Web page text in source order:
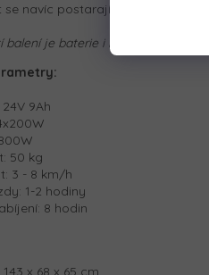
se navíc postarají
balení je baterie i nabíječka.
9Ah
50 kg
3 - 8 km/h
1-2 hodiny
8 hodin
143 x 68 x 65 cm